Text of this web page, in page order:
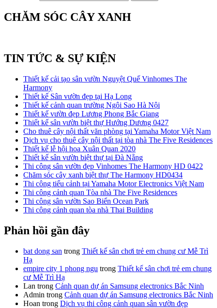
CHĂM SÓC CÂY XANH
TIN TỨC & SỰ KIỆN
Thiết kế cải tạo sân vườn Nguyệt Quế Vinhomes The
Harmony
Thiết kế Sân vườn đẹp tại Hạ Long
Thiết kế cảnh quan trường Ngôi Sao Hà Nội
Thiết kế vườn đẹp Lương Phong Bắc Giang
Thiết kế sân vườn biệt thự Hướng Dương 0427
Cho thuê cây nội thất văn phòng tại Yamaha Motor Việt Nam
Dịch vụ cho thuê cây nội thất tại tòa nhà The Five Residences
Thiết kế lễ hội hoa Xuân Quan 2020
Thiết kế sân vườn biệt thự tại Đà Nẵng
Thi công sân vườn đẹp Vinhomes The Harmony HD 0422
Chăm sóc cây xanh biệt thự The Harmony HD0434
Thi công tiểu cảnh tại Yamaha Motor Electronics Việt Nam
Thi công cảnh quan Tòa nhà The Five Residences
Thi công sân vườn Sao Biển Ocean Park
Thi công cảnh quan tòa nhà Thai Building
Phản hồi gần đây
bat dong san trong Thiết kế sân chơi trẻ em chung cư Mễ Trì
Hạ
empire city 1 phong ngu trong Thiết kế sân chơi trẻ em chung
cư Mễ Trì Hạ
Lan trong Cảnh quan dự án Samsung electronics Bắc Ninh
Admin trong Cảnh quan dự án Samsung electronics Bắc Ninh
Hoan trong Dịch vụ thi công cảnh quan sân vườn đẹp